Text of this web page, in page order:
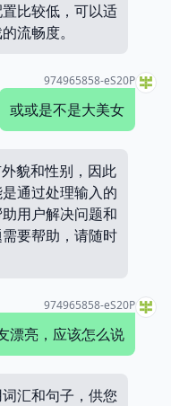
比较低，可以适
流畅度。
974965858-eS20P
或或是不是大美女
貌和性别，因此
通过处理输入的
用户解决问题和
要帮助，请随时
974965858-eS20P
漂亮，应该怎么说
汇和句子，供您